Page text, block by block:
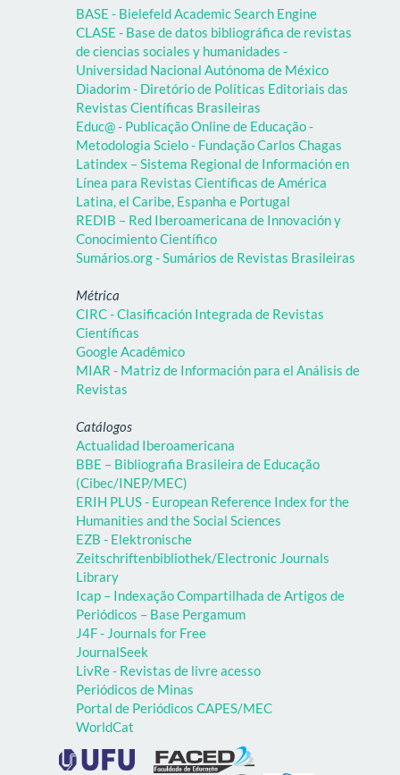
BASE - Bielefeld Academic Search Engine
CLASE - Base de datos bibliográfica de revistas
de ciencias sociales y humanidades -
Universidad Nacional Autónoma de México
Diadorim - Diretório de Políticas Editoriais das
Revistas Científicas Brasileiras
Educ@ - Publicação Online de Educação -
Metodologia Scielo - Fundação Carlos Chagas
Latindex – Sistema Regional de Información en
Línea para Revistas Científicas de América
Latina, el Caribe, Espanha e Portugal
REDIB – Red Iberoamericana de Innovación y
Conocimiento Científico
Sumários.org - Sumários de Revistas Brasileiras
Métrica
CIRC - Clasificación Integrada de Revistas
Científicas
Google Acadêmico
MIAR - Matriz de Información para el Análisis de
Revistas
Catálogos
Actualidad Iberoamericana
BBE – Bibliografia Brasileira de Educação
(Cibec/INEP/MEC)
ERIH PLUS - European Reference Index for the
Humanities and the Social Sciences
EZB - Elektronische
Zeitschriftenbibliothek/Electronic Journals
Library
Icap – Indexação Compartilhada de Artigos de
Periódicos – Base Pergamum
J4F - Journals for Free
JournalSeek
LivRe - Revistas de livre acesso
Periódicos de Minas
Portal de Periódicos CAPES/MEC
WorldCat